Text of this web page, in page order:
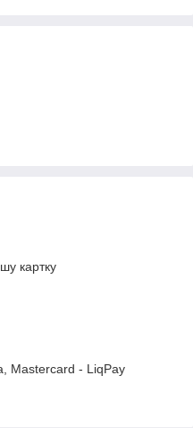
картку
Mastercard - LiqPay